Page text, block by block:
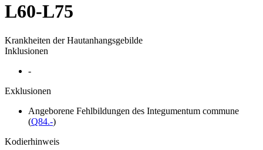
L60-L75
Krankheiten der Hautanhangsgebilde
Inklusionen
-
Exklusionen
Angeborene Fehlbildungen des Integumentum commune
(Q84.-)
Kodierhinweis